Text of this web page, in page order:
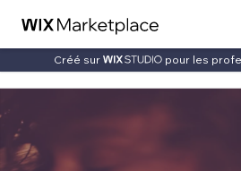
Créé sur pour les